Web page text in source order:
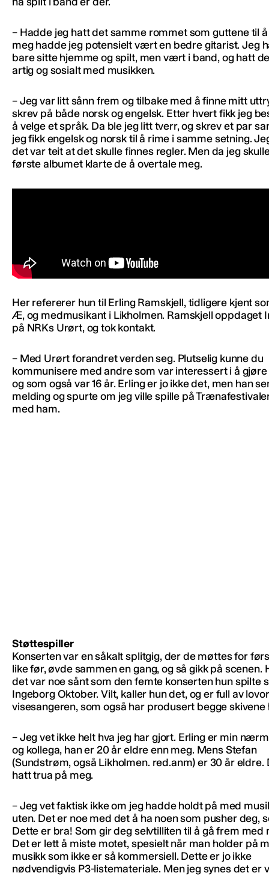
– Hadde jeg hatt det samme rommet som guttene til
meg hadde jeg potensielt vært en bedre gitarist. Jeg
bare sitte hjemme og spilt, men vært i band, og hatt
artig og sosialt med musikken.
– Jeg var litt sånn frem og tilbake med å finne mitt
skrev på både norsk og engelsk. Etter hvert fikk jeg
å velge et språk. Da ble jeg litt tverr, og skrev et par
jeg fikk engelsk og norsk til å rime i samme setning.
det var teit at det skulle finnes regler. Men da jeg
første albumet klarte de å overtale meg.
Her refererer hun til Erling Ramskjell, tidligere kjent
Æ, og medmusikant i Likholmen. Ramskjell oppdaget
på NRKs Urørt, og tok kontakt.
– Med Urørt forandret verden seg. Plutselig kunne du
kommunisere med andre som var interessert i å
og som også var 16 år. Erling er jo ikke det, men han
melding og spurte om jeg ville spille på
med ham.
Støttespiller
Konserten var en såkalt splitgig, der de møttes for
like før, øvde sammen en gang, og så gikk på scenen.
det var noe sånt som den femte konserten hun spilte
Ingeborg Oktober. Vilt, kaller hun det, og er full av
visesangeren, som også har produsert begge skivene
– Jeg vet ikke helt hva jeg har gjort. Erling er min
og kollega, han er 20 år eldre enn meg. Mens Stefan
(Sundstrøm, også Likholmen. red.anm) er 30 år eldre.
hatt trua på meg.
– Jeg vet faktisk ikke om jeg hadde holdt på med
uten. Det er noe med det å ha noen som pusher deg,
Dette er bra! Som gir deg selvtilliten til å gå frem med
Det er lett å miste motet, spesielt når man holder på
musikk som ikke er så kommersiell. Dette er jo ikke
nødvendigvis P3-listemateriale. Men jeg synes det er